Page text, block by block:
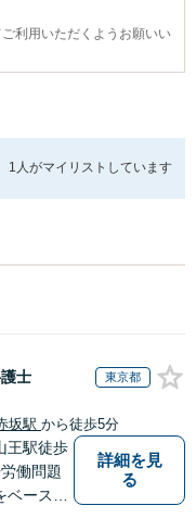
利用いただくようお願いい
1人がマイリストしています
士 東京都
坂駅 から徒歩5分
王駅徒歩
働問題
ースに
詳細を見
る